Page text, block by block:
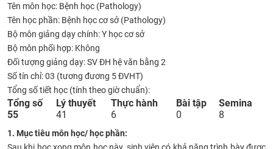
HTQT
CỰU NGƯỜI HỌC
Tên môn học: Bệnh học (Pathology)
Tên học phần: Bệnh học cơ sở (Pathology)
Bộ môn giảng dạy chính: Y học cơ sở
Bộ môn phối hợp: Không
Đối tượng giảng dạy: SV ĐH hệ văn bằng 2
Số tín chỉ: 03 (tương đương 5 ĐVHT)
Tổng số tiết học (tính theo giờ chuẩn):
​Tổng số Lý thuyết​ Thực hành​ Bài tập​
Semina​
​55
41 6 0​ ​8
1. Mục tiêu môn học/ học phần:
Sau khi học xong môn học này, sinh viên có khả năng trình bày được